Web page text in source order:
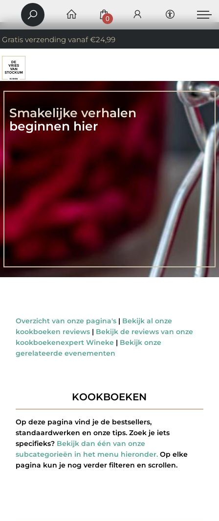
Gratis verzending vanaf €24,99
0
Smakelijke verhalen
beginnen hier
Overzicht van onze pagina's| Bekijk al onze
kookboeken reviews| Bekijk de reviews van onze
kookboekenexpert Wineke | Bekijk onze
gerelateerde evenementen
KOOKBOEKEN
Op deze pagina vind je de bestsellers,
standaardwerken en onze tips. Zoek je iets
specifieks? Bekijk dan één van onze
subcategorieën in het menu hieronder.Op elke
pagina kun je nog verder filteren en scrollen.